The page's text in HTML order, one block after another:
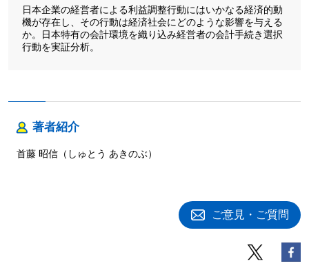
日本企業の経営者による利益調整行動にはいかなる経済的動
機が存在し、その行動は経済社会にどのような影響を与える
か。日本特有の会計環境を織り込み経営者の会計手続き選択
行動を実証分析。
著者紹介
首藤 昭信（しゅとう あきのぶ）
ご意見・ご質問